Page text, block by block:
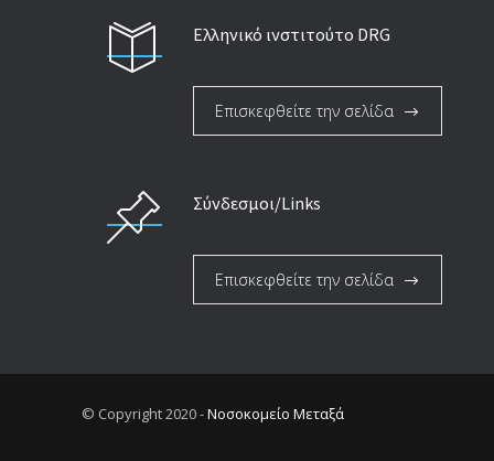
Ελληνικό ινστιτούτο DRG
Επισκεφθείτε την σελίδα
Σύνδεσμοι/Links
Επισκεφθείτε την σελίδα
© Copyright 2020 -Νοσοκομείο Μεταξά